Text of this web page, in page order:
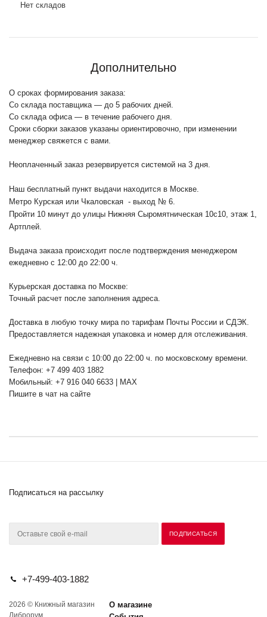
Нет складов
Дополнительно
О сроках формирования заказа:
Со склада поставщика — до 5 рабочих дней.
Со склада офиса — в течение рабочего дня.
Сроки сборки заказов указаны ориентировочно, при изменении
менеджер свяжется с вами.
Неоплаченный заказ резервируется системой на 3 дня.
Наш бесплатный пункт выдачи находится в Москве.
Метро Курская или Чкаловская - выход № 6.
Пройти 10 минут до улицы Нижняя Сыромятническая 10с10, этаж 1,
Артплей.
Выдача заказа происходит после подтверждения менеджером
ежедневно с 12:00 до 22:00 ч.
Курьерская доставка по Москве:
Точный расчет после заполнения адреса.
Доставка в любую точку мира по тарифам Почты России и СДЭК.
Предоставляется надежная упаковка и номер для отслеживания.
Ежедневно на связи с 10:00 до 22:00 ч. по московскому времени.
Телефон: +7 499 403 1882
Мобильный: +7 916 040 6633 | MAX
Пишите в чат на сайте
Подписаться на рассылку
+7-499-403-1882
2026 © Книжный магазин
Либрорум.
О магазине